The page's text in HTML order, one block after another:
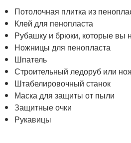
Потолочная плитка из
Клей для пенопласта
Рубашку и брюки, которые вы
Ножницы для пенопласта
Шпатель
Строительный ледоруб или
Штабелировочный станок
Маска для защиты от пыли
Защитные очки
Рукавицы